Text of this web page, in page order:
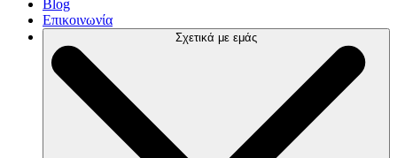
Blog
Επικοινωνία
Σχετικά με εμάς